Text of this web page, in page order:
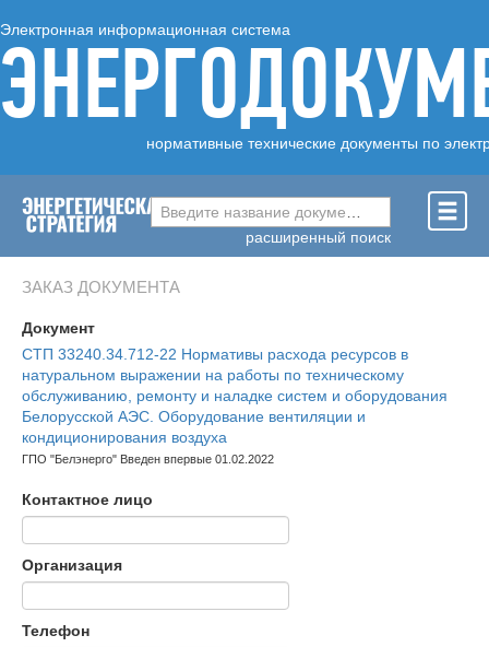
Электронная информационная система
нормативные технические документы по
Введите название документа ...
расширенный поиск
ЗАКАЗ ДОКУМЕНТА
Документ
СТП 33240.34.712-22 Нормативы расхода ресурсов в
натуральном выражении на работы по техническому
обслуживанию, ремонту и наладке систем и оборудования
Белорусской АЭС. Оборудование вентиляции и
кондиционирования воздуха
ГПО "Белэнерго" Введен впервые 01.02.2022
Контактное лицо
Организация
Телефон